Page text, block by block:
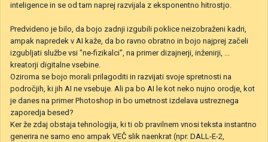
inteligence in se od tam naprej razvijala z eksponentno hitrostjo.
Predvideno je bilo, da bojo zadnji izgubili poklice neizobraženi kadri,
ampak napredek v AI kaže, da bo ravno obratno in bojo najprej začeli
izgubljati službe vsi "ne-fizikalci", na primer dizajnerji, inženirji, ...
kreatorji digitalne vsebine.
Oziroma se bojo morali prilagoditi in razvijati svoje spretnosti na
področjih, ki jih AI ne vsebuje. Ali pa bo AI le kot neko nujno orodje, kot
je danes na primer Photoshop in bo umetnost izdelava ustreznega
zaporedja besed?
Ker že zdaj obstaja tehnologija, ki ti ob pravilnem vnosi teksta instantno
generira ne samo eno ampak VEČ slik naenkrat (npr. DALL-E-2,